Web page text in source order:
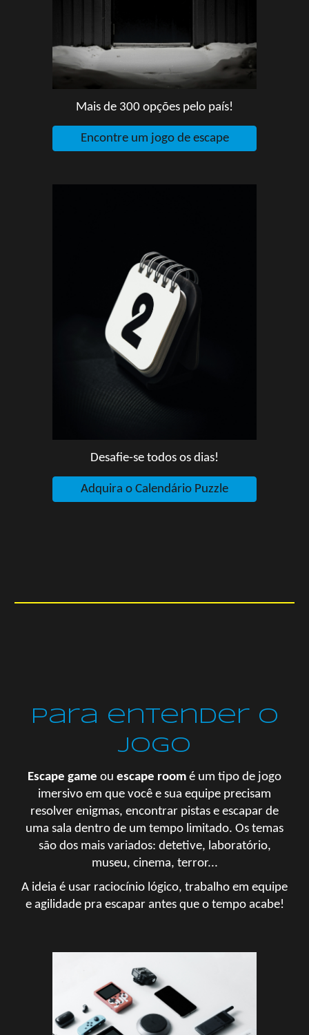
Mais de 300 opções pelo país!
Encontre um jogo de escape
Desafie-se todos os dias!
Adquira o Calendário Puzzle
Para entender o
jogo
Escape game ou escape room é um tipo de jogo
imersivo em que você e sua equipe precisam
resolver enigmas, encontrar pistas e escapar de
uma sala dentro de um tempo limitado. Os temas
são dos mais variados: detetive, laboratório,
museu, cinema, terror...
A ideia é usar raciocínio lógico, trabalho em equipe
e agilidade pra escapar antes que o tempo acabe!